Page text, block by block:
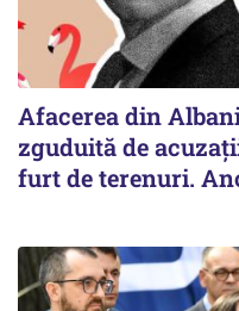
Afacerea din
zguduită de
furt de terenuri.